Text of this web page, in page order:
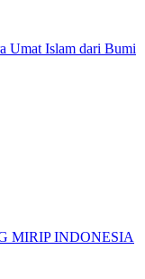
Umat Islam dari Bumi
MIRIP INDONESIA